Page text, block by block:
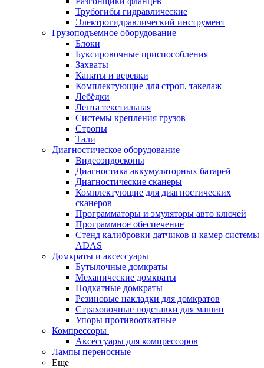
Трубогибы гидравлические
Электрогидравлический инструмент
Грузоподъемное оборудование
Блоки
Буксировочные приспособления
Захваты
Канаты и веревки
Комплектующие для строп, такелаж
Лебёдки
Лента текстильная
Системы крепления грузов
Стропы
Тали
Диагностическое оборудование
Видеоэндоскопы
Диагностика аккумуляторных батарей
Диагностические сканеры
Комплектующие для диагностических
сканеров
Программаторы и эмуляторы авто ключей
Программное обеспечение
Стенд калибровки датчиков и камер системы
ADAS
Домкраты и аксессуары
Бутылочные домкраты
Механические домкраты
Подкатные домкраты
Резиновые накладки для домкратов
Страховочные подставки для машин
Упоры противооткатные
Компрессоры
Аксессуары для компрессоров
Лампы переносные
Еще